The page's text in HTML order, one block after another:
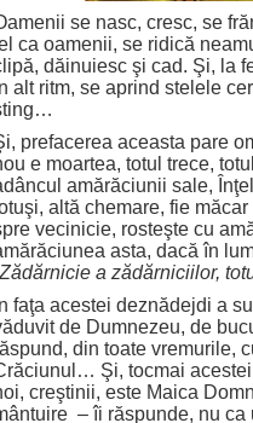
se nasc, cresc, se
ca oamenii, se ridică
dăinuiesc şi cad. Şi, la
alt ritm, se aprind stelele
prefacerea aceasta pare
e moartea, totul trece,
amărăciunii sale,
altă chemare, fie
vecinicie, rosteşte cu
asta, dacă în
Zădărnicie a zădărniciilor,
faţa acestei deznădejdi a
de Dumnezeu, de
din toate vremurile,
Şi, tocmai
creştinii, este Maica
– îi răspunde, nu ca